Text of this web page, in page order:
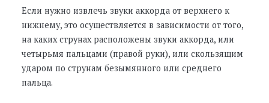
Если нужно извлечь звуки аккорда от верхнего к
нижнему, это осуществляется в зависимости от того,
на каких струнах расположены звуки аккорда, или
четырьмя пальцами (правой руки), или скользящим
ударом по струнам безымянного или среднего
пальца.